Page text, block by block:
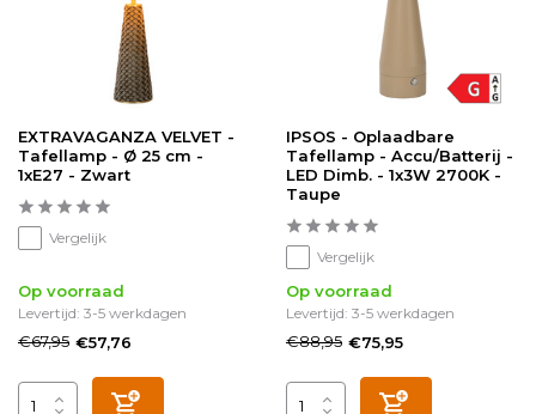
EXTRAVAGANZA VELVET -
Tafellamp - Ø 25 cm -
1xE27 - Zwart
Vergelijk
Op voorraad
Levertijd: 3-5 werkdagen
€67,95 €57,76
IPSOS - Oplaadbare
Tafellamp - Accu/Batterij -
LED Dimb. - 1x3W 2700K -
Taupe
Vergelijk
Op voorraad
Levertijd: 3-5 werkdagen
€88,95 €75,95